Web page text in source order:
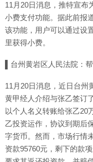
11月20日消息，推特宣布
小费支付功能。据此前报
该功能，用户可以通过设
里获得小费。
▌台州黄岩区人民法院：
11月20日消息，近日台州
黄甲经人介绍与张乙签订
以个人名义转账给张乙20
乙投资运作，协议到期后
字货币。然而，市场行情
资款95760元，剩下的款